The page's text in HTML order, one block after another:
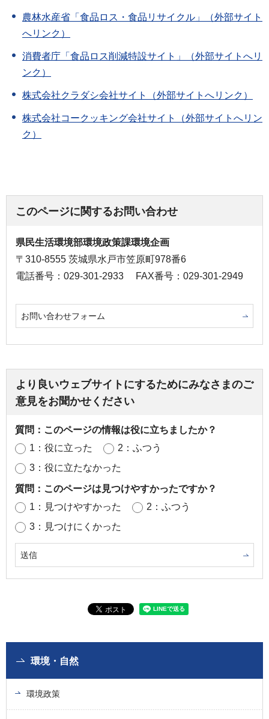
農林水産省「食品ロス・食品リサイクル」（外部サイト
へリンク）
消費者庁「食品ロス削減特設サイト」（外部サイトへリ
ンク）
株式会社クラダシ会社サイト（外部サイトへリンク）
株式会社コークッキング会社サイト（外部サイトへリン
ク）
このページに関するお問い合わせ
県民生活環境部環境政策課環境企画
〒310-8555 茨城県水戸市笠原町978番6
電話番号：029-301-2933
FAX番号：029-301-2949
お問い合わせフォーム
より良いウェブサイトにするためにみなさまのご
意見をお聞かせください
質問：このページの情報は役に立ちましたか？
1：役に立った
2：ふつう
3：役に立たなかった
質問：このページは見つけやすかったですか？
1：見つけやすかった
2：ふつう
3：見つけにくかった
環境・自然
環境政策